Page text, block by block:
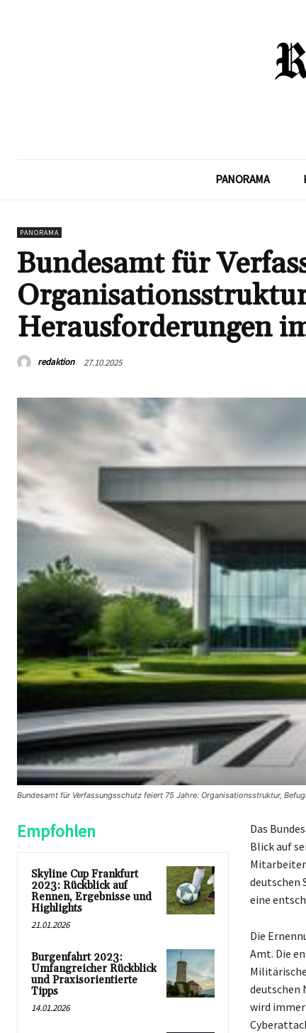
PANORAMA
PANORAMA
Bundesamt für
Herausforderungen
redaktion 27.10.2025
Bundesamt für Verfassungsschutz feiert 75 Jahre: Organisationsstruktur,
Empfohlen
Skyline Cup Frankfurt
2023: Rückblick auf
Rennen, Ergebnisse und
Highlights
21.01.2026
Burgenfahrt 2023:
Umfangreicher Rückblick
und Praxisorientierte
Tipps
14.01.2026
Das
Blick auf
deutschen
eine
Die
Amt. Die
deutschen
wird